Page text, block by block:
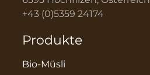
+43 (0)5359 24174
Produkte
Bio-Müsli